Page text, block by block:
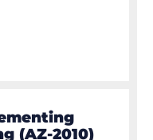
(AZ-2010)